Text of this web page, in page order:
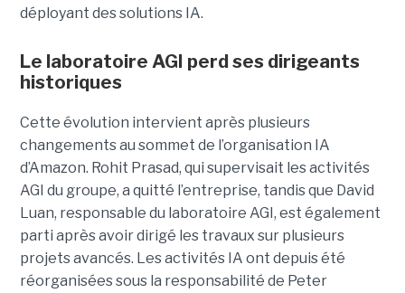
déployant des solutions IA.
Le laboratoire AGI perd ses dirigeants
historiques
Cette évolution intervient après plusieurs
changements au sommet de l’organisation IA
d’Amazon. Rohit Prasad, qui supervisait les activités
AGI du groupe, a quitté l’entreprise, tandis que David
Luan, responsable du laboratoire AGI, est également
parti après avoir dirigé les travaux sur plusieurs
projets avancés. Les activités IA ont depuis été
réorganisées sous la responsabilité de Peter